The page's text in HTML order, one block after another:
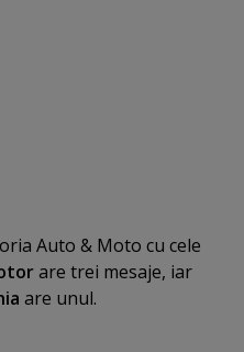
Auto & Moto cu cele
are trei mesaje, iar
are unul.